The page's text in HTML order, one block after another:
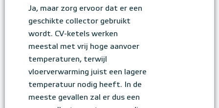
Ja, maar zorg ervoor dat er een
geschikte collector gebruikt
wordt. CV-ketels werken
meestal met vrij hoge aanvoer
temperaturen, terwijl
vloerverwarming juist een lagere
temperatuur nodig heeft. In de
meeste gevallen zal er dus een